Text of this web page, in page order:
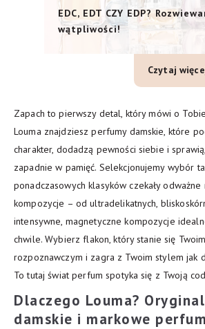
EDC, EDT CZY EDP?
wątpliwości!
Czytaj
Zapach to pierwszy detal, który mówi o
Louma znajdziesz perfumy damskie, które
charakter, dodadzą pewności siebie i
zapadnie w pamięć. Selekcjonujemy wybór
ponadczasowych klasyków czekały
kompozycje – od ultradelikatnych,
intensywne, magnetyczne kompozycje
chwile. Wybierz flakon, który stanie się
rozpoznawczym i zagra z Twoim stylem jak
To tutaj świat perfum spotyka się z Twoją
Dlaczego Louma?
damskie i markowe